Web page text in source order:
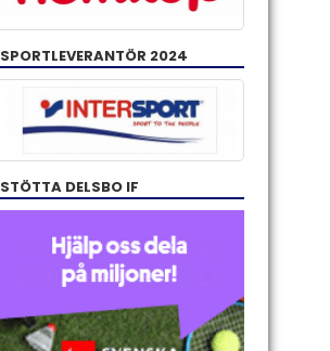
SPORTLEVERANTÖR 2024
STÖTTA DELSBO IF